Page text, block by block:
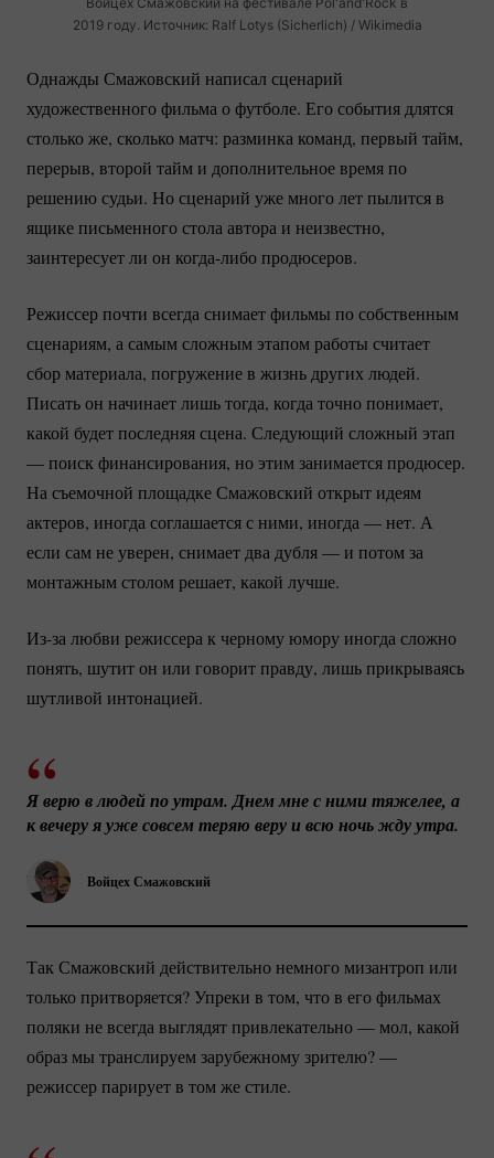
2019 году. Источник: Ralf Lotys (Sicherlich) / Wikimedia
Однажды Смажовский написал сценарий
художественного фильма о футболе. Его события длятся
столько же, сколько матч: разминка команд, первый тайм,
перерыв, второй тайм и дополнительное время по
решению судьи. Но сценарий уже много лет пылится в
ящике письменного стола автора и неизвестно,
заинтересует ли он когда-либопродюсеров.
Режиссер почти всегда снимает фильмы по собственным
сценариям, а самым сложным этапом работы считает
сбор материала, погружение в жизнь других людей.
Писать он начинает лишь тогда, когда точно понимает,
какой будет последняя сцена. Следующий сложный этап
— поиск финансирования, но этим занимается продюсер.
На съемочной площадке Смажовский открыт идеям
актеров, иногда соглашается с ними, иногда — нет. А
если сам не уверен, снимает два дубля — и потом за
монтажным столом решает, какой лучше.
Из-за любви режиссера к черному юмору иногда сложно
понять, шутит он или говорит правду, лишь прикрываясь
шутливой интонацией.
Войцех Смажовский
Я верю в людей по утрам. Днем мне с ними тяжелее, а
к вечеру я уже совсем теряю веру и всю ночь жду утра.
Так Смажовский действительно немного мизантроп или
только притворяется? Упреки в том, что в его фильмах
поляки не всегда выглядят привлекательно — мол, какой
образ мы транслируем зарубежному зрителю? —
режиссер парирует в том же стиле.